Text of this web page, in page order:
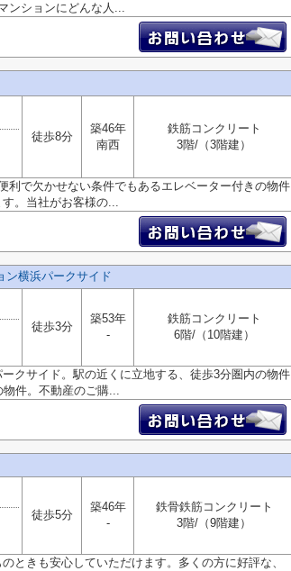
ンションにどんな人...
徒歩8分
築46年
南西
鉄筋コンクリート
3階/（3階建）
利で欠かせない条件でもあるエレベーター付きの物件
。当社がお客様の...
ン横浜パークサイド
徒歩3分
築53年
-
鉄筋コンクリート
6階/（10階建）
クサイド。駅の近くに立地する、徒歩3分圏内の物件
件。不動産のご購...
徒歩5分
築46年
-
鉄骨鉄筋コンクリート
3階/（9階建）
ときも安心していただけます。多くの方に好評な、